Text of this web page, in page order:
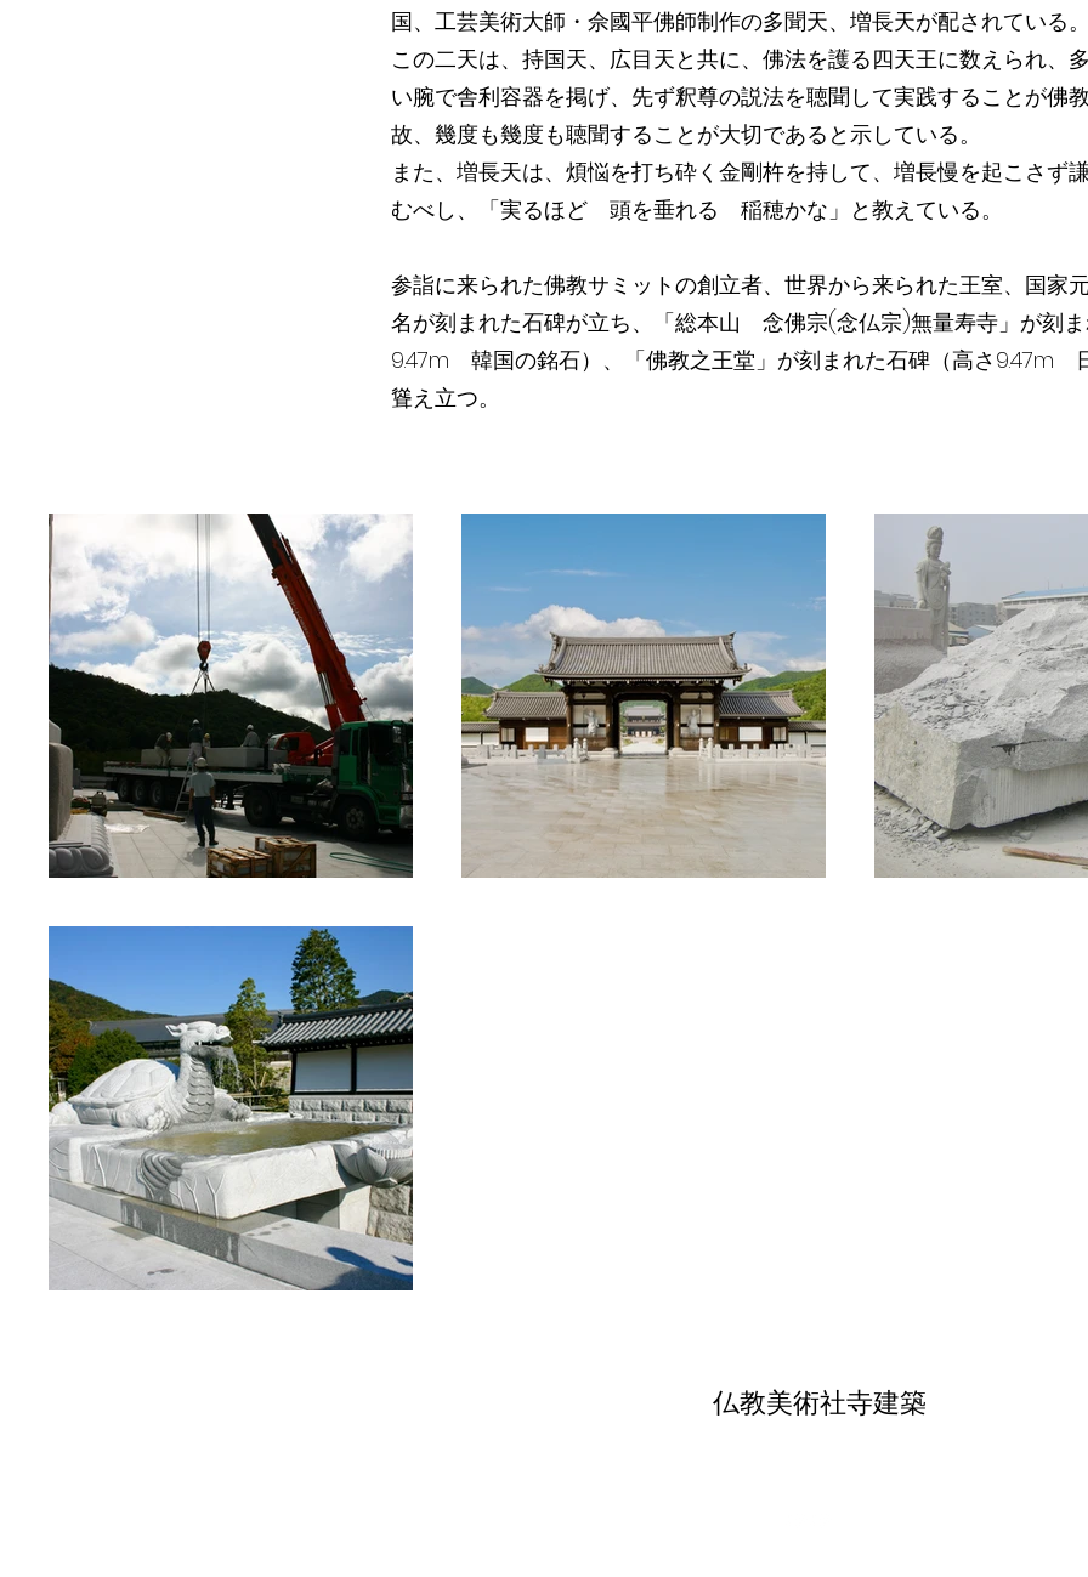
国、工芸美術大師・佘國平佛師制作の多聞天、増長天が配されている
この二天は、持国天、広目天と共に、佛法を護る四天王に数えられ、
い腕で舎利容器を掲げ、先ず釈尊の説法を聴聞して実践することが佛
故、幾度も幾度も聴聞することが大切であると示している。
また、増長天は、煩悩を打ち砕く金剛杵を持して、増長慢を起こさず
むべし、「実るほど 頭を垂れる 稲穂かな」と教えている。
参詣に来られた佛教サミットの創立者、世界から来られた王室、国家
名が刻まれた石碑が立ち、「総本山 念佛宗(念仏宗)無量寿寺」が刻
9.47m 韓国の銘石）、「佛教之王堂」が刻まれた石碑（高さ9.47m
聳え立つ。
仏教美術社寺建築